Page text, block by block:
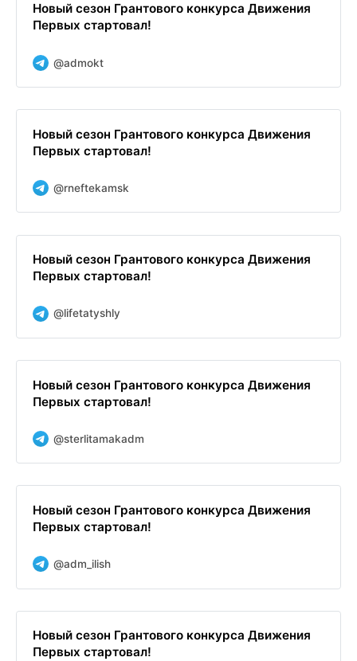
Новый сезон Грантового конкурса Движения
Первых стартовал!
@admokt
Новый сезон Грантового конкурса Движения
Первых стартовал!
@rneftekamsk
Новый сезон Грантового конкурса Движения
Первых стартовал!
@lifetatyshly
Новый сезон Грантового конкурса Движения
Первых стартовал!
@sterlitamakadm
Новый сезон Грантового конкурса Движения
Первых стартовал!
@adm_ilish
Новый сезон Грантового конкурса Движения
Первых стартовал!